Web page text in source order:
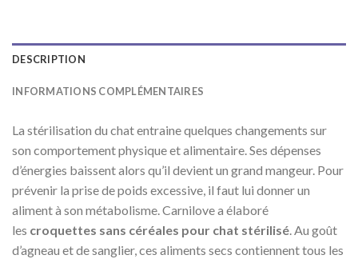
DESCRIPTION
INFORMATIONS COMPLÉMENTAIRES
La stérilisation du chat entraine quelques changements sur
son comportement physique et alimentaire. Ses dépenses
d’énergies baissent alors qu’il devient un grand mangeur. Pour
prévenir la prise de poids excessive, il faut lui donner un
aliment à son métabolisme. Carnilove a élaboré
les croquettes sans céréales pour chat stérilisé. Au goût
d’agneau et de sanglier, ces aliments secs contiennent tous les